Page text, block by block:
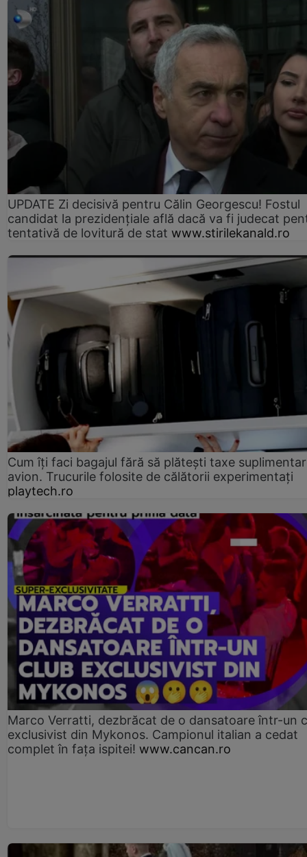
UPDATE Zi decisivă pentru Călin Georgescu! Fostul
candidat la prezidențiale află dacă va fi judecat
tentativă de lovitură de stat www.stirilekanald.ro
Cum îți faci bagajul fără să plătești taxe
avion. Trucurile folosite de călătorii experimentați
playtech.ro
Marco Verratti, dezbrăcat de o dansatoare într-un
exclusivist din Mykonos. Campionul italian a cedat
complet în fața ispitei! www.cancan.ro